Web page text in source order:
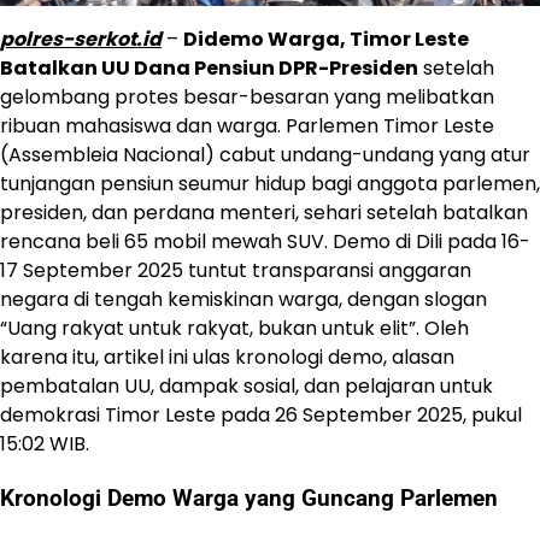
polres-serkot.id – Didemo Warga, Timor Leste
Batalkan UU Dana Pensiun DPR-Presiden setelah
gelombang protes besar-besaran yang melibatkan
ribuan mahasiswa dan warga. Parlemen Timor Leste
(Assembleia Nacional) cabut undang-undang yang atur
tunjangan pensiun seumur hidup bagi anggota parlemen,
presiden, dan perdana menteri, sehari setelah batalkan
rencana beli 65 mobil mewah SUV. Demo di Dili pada 16-
17 September 2025 tuntut transparansi anggaran
negara di tengah kemiskinan warga, dengan slogan
“Uang rakyat untuk rakyat, bukan untuk elit”. Oleh
karena itu, artikel ini ulas kronologi demo, alasan
pembatalan UU, dampak sosial, dan pelajaran untuk
demokrasi Timor Leste pada 26 September 2025, pukul
15:02 WIB.
Kronologi Demo Warga yang Guncang Parlemen